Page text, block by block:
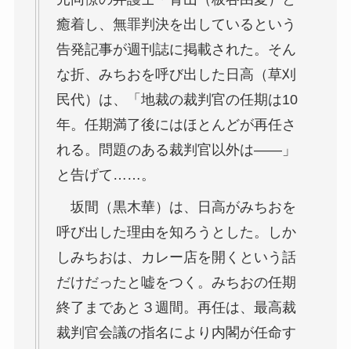
癒着し、無罪判決を出しているという
告発記事が週刊誌に掲載された。そん
な折、みちおを呼び出した日高（草刈
民代）は、「地裁の裁判官の任期は10
年。任期満了後にはほとんどが再任さ
れる。問題のある裁判官以外は――」
と告げて……。
坂間（黒木華）は、日高がみちおを
呼び出した理由を知ろうとした。しか
しみちおは、カレー店を開くという話
だけだったと嘘をつく。みちおの任期
終了まであと３週間。再任は、最高裁
裁判官会議の指名により内閣が任命す